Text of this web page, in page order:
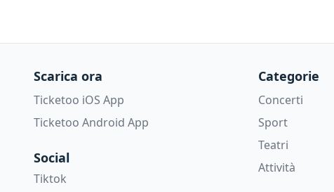
Scarica ora
Ticketoo iOS App
Ticketoo Android App
Social
Tiktok
Categorie
Concerti
Sport
Teatri
Attività